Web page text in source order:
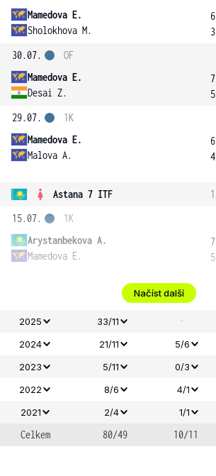
Mamedova E.
Sholokhova M.
6
3
30.07.
Mamedova E.
Desai Z.
OF
7
5
29.07.
Mamedova E.
Malova A.
1K
6
4
Astana 7 ITF 1
15.07.
Arystanbekova A.
Mamedova E.
1K
7
5
Načíst další
2025 33/11 -
2024
21/11 5/6
2023
5/11 0/3
2022
8/6 4/1
2021
2/4 1/1
Celkem 80/49 10/11